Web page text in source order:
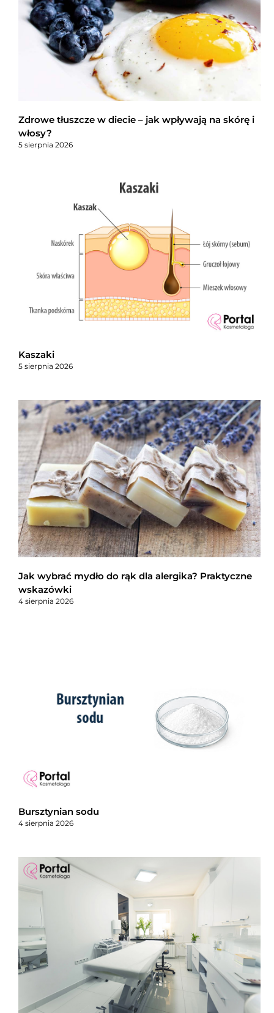
Zdrowe tłuszcze w diecie – jak wpływają na skórę i
włosy?
5 sierpnia 2026
Kaszaki
5 sierpnia 2026
Jak wybrać mydło do rąk dla alergika? Praktyczne
wskazówki
4 sierpnia 2026
Bursztynian sodu
4 sierpnia 2026